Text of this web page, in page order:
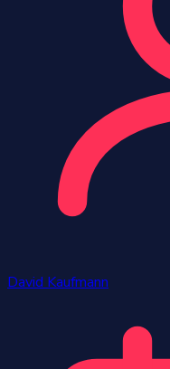
David Kaufmann